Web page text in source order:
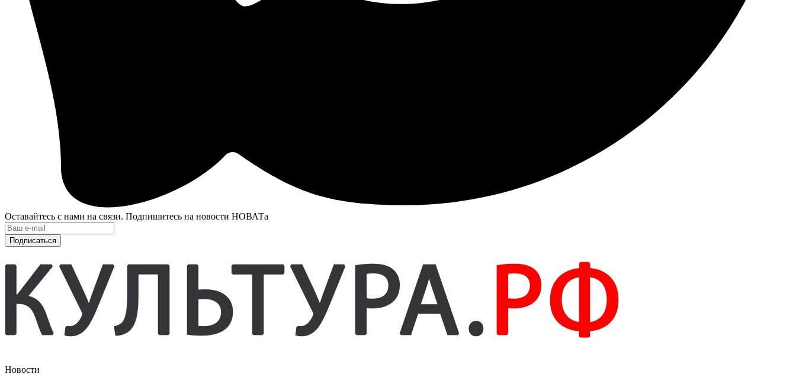
Оставайтесь с нами на связи. Подпишитесь на новости НОВАТа
Подписаться
Новости